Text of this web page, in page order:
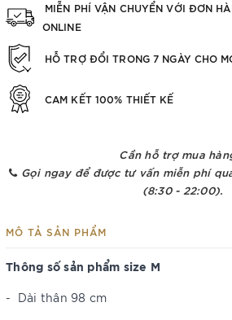
MIỄN PHÍ VẬN CHUYỂN VỚI ĐƠN
ONLINE
HỖ TRỢ ĐỔI TRONG 7 NGÀY CHO
CAM KẾT 100% THIẾT KẾ
Cần hỗ trợ mua
Gọi ngay để được tư vấn miễn phí
(8:30 - 22:00).
MÔ TẢ SẢN PHẨM
Thông số sản phẩm size M
- Dài thân 98 cm